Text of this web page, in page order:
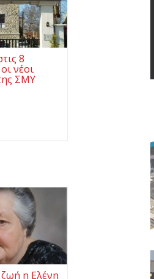
8
νέοι
ΣΜΥ
η Ελένη